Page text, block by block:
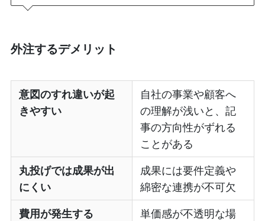
外注するデメリット
意図のすれ違いが起
きやすい
自社の事業や顧客へ
の理解が浅いと、記
事の方向性がずれる
ことがある
丸投げでは成果が出
にくい
成果には要件定義や
綿密な連携が不可欠
費用が発生する
単価感が不透明な場